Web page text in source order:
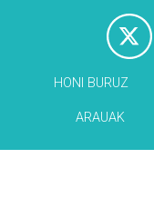
HONI BURUZ
ARAUAK